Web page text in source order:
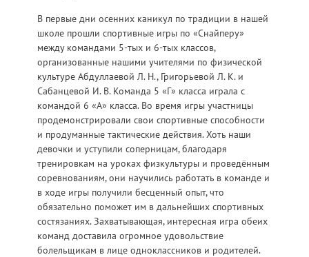
В первые дни осенних каникул по традиции в нашей
школе прошли спортивные игры по «Снайперу»
между командами 5-тых и 6-тых классов,
организованные нашими учителями по физической
культуре Абдуллаевой Л. Н., Григорьевой Л. К. и
Сабанцевой И. В. Команда 5 «Г» класса играла с
командой 6 «А» класса. Во время игры участницы
продемонстрировали свои спортивные способности
и продуманные тактические действия. Хоть наши
девочки и уступили соперницам, благодаря
тренировкам на уроках физкультуры и проведённым
соревнованиям, они научились работать в команде и
в ходе игры получили бесценный опыт, что
обязательно поможет им в дальнейших спортивных
состязаниях. Захватывающая, интересная игра обеих
команд доставила огромное удовольствие
болельщикам в лице одноклассников и родителей.